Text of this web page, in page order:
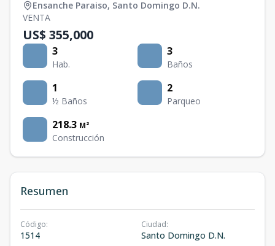
Ensanche Paraiso, Santo Domingo D.N.
VENTA
US$ 355,000
3
Hab.
3
Baños
1
½ Baños
2
Parqueo
218.3 M²
Construcción
Resumen
Código:
1514
Ciudad:
Santo Domingo D.N.